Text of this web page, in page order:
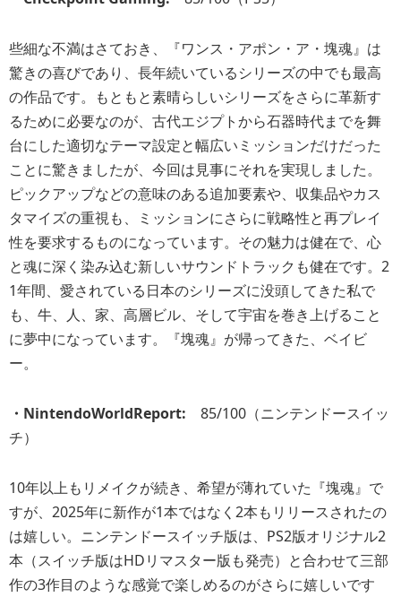
些細な不満はさておき、『ワンス・アポン・ア・塊魂』は
驚きの喜びであり、長年続いているシリーズの中でも最高
の作品です。もともと素晴らしいシリーズをさらに革新す
るために必要なのが、古代エジプトから石器時代までを舞
台にした適切なテーマ設定と幅広いミッションだけだった
ことに驚きましたが、今回は見事にそれを実現しました。
ピックアップなどの意味のある追加要素や、収集品やカス
タマイズの重視も、ミッションにさらに戦略性と再プレイ
性を要求するものになっています。その魅力は健在で、心
と魂に深く染み込む新しいサウンドトラックも健在です。2
1年間、愛されている日本のシリーズに没頭してきた私で
も、牛、人、家、高層ビル、そして宇宙を巻き上げること
に夢中になっています。『塊魂』が帰ってきた、ベイビ
ー。
・NintendoWorldReport: 85/100（ニンテンドースイッ
チ）
10年以上もリメイクが続き、希望が薄れていた『塊魂』で
すが、2025年に新作が1本ではなく2本もリリースされたの
は嬉しい。ニンテンドースイッチ版は、PS2版オリジナル2
本（スイッチ版はHDリマスター版も発売）と合わせて三部
作の3作目のような感覚で楽しめるのがさらに嬉しいです